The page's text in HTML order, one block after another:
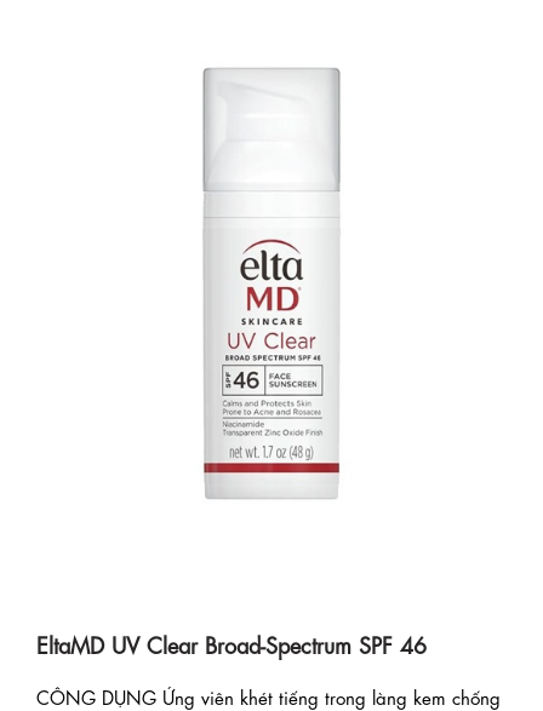
EltaMD UV Clear Broad-Spectrum SPF 46
CÔNG DỤNG Ứng viên khét tiếng trong làng kem chống